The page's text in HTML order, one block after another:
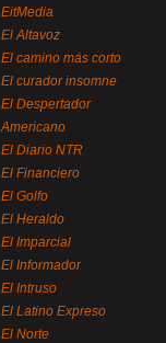
EitMedia
El Altavoz
El camino más corto
El curador insomne
El Despertador
Americano
El Diario NTR
El Financiero
El Golfo
El Heraldo
El Imparcial
El Informador
El Intruso
El Latino Expreso
El Norte